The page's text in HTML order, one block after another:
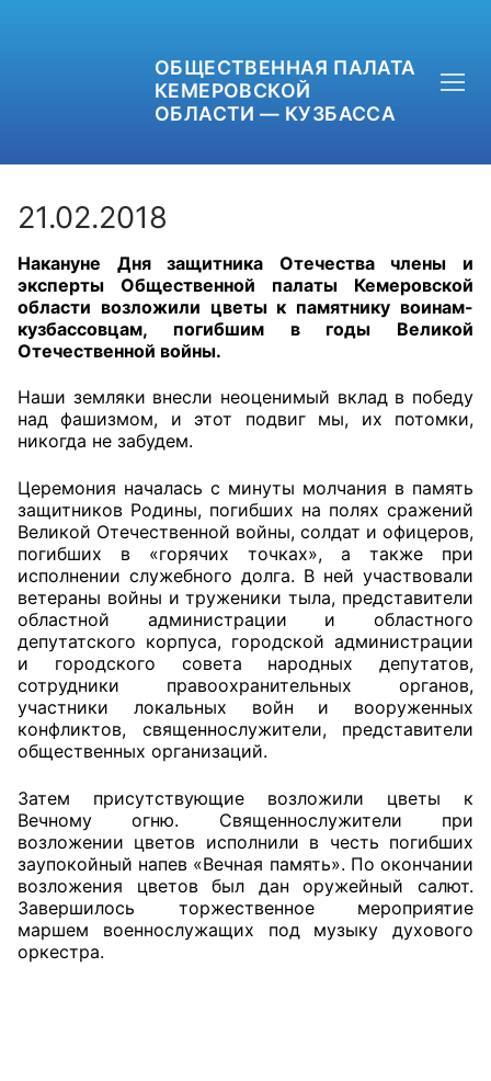
ОБЩЕСТВЕННАЯ ПАЛАТА
КЕМЕРОВСКОЙ
ОБЛАСТИ — КУЗБАССА
+7 (3842) 58-82-40
OPKO42@BK.RU
Главная
Общественные советы
Общественные советы при территориальных
органах федеральных органов
исполнительной власти
Общественные советы по проведению
независимой оценки качества условий
оказания услуг
О Палате
Структура Палаты
Комиссии
21.02.2018
Накануне Дня защитника Отечества члены и
эксперты Общественной палаты Кемеровской
области возложили цветы к памятнику воинам-
кузбассовцам, погибшим в годы Великой
Отечественной войны.
Наши земляки внесли неоценимый вклад в победу
над фашизмом, и этот подвиг мы, их потомки,
никогда не забудем.
Церемония началась с минуты молчания в память
защитников Родины, погибших на полях сражений
Великой Отечественной войны, солдат и офицеров,
погибших в «горячих точках», а также при
исполнении служебного долга. В ней участвовали
ветераны войны и труженики тыла, представители
областной администрации и областного
депутатского корпуса, городской администрации
и городского совета народных депутатов,
сотрудники правоохранительных органов,
участники локальных войн и вооруженных
конфликтов, священнослужители, представители
общественных организаций.
Затем присутствующие возложили цветы к
Вечному огню. Священнослужители при
возложении цветов исполнили в честь погибших
заупокойный напев «Вечная память». По окончании
возложения цветов был дан оружейный салют.
Завершилось торжественное мероприятие
маршем военнослужащих под музыку духового
оркестра.